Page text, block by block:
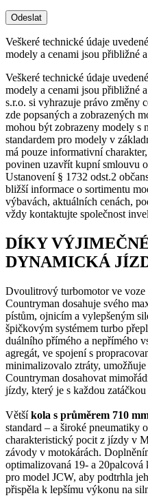
Odeslat
Veškeré technické údaje
modely a cenami jsou přibližné
Veškeré technické údaje
modely a cenami jsou přibližné
s.r.o. si vyhrazuje právo změny
zde popsaných a zobrazených
mohou být zobrazeny modely s
standardem pro modely v
má pouze informativní
povinen uzavřít kupní smlouvu
Ustanovení § 1732 odst.2
bližší informace o sortimentu
výbavách, aktuálních cenách,
vždy kontaktujte společnost
DÍKY
DYNAMICKÁ
Dvoulitrový turbomotor ve
Countryman dosahuje svého
pístům, ojnicím a vylepšeným
špičkovým systémem turbo
duálního přímého a nepřímého
agregát, ve spojení s
minimalizovalo ztráty,
Countryman dosahovat
jízdy, který je s každou
Většíkola s průměrem 710
standard – a široké pneumatiky
charakteristický pocit z jízdy v
závody v motokárách.
optimalizovaná 19- a 20palcová
pro model JCW, aby podtrhla
přispěla k lepšímu výkonu na